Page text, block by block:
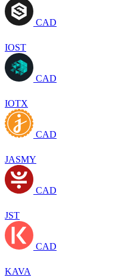
CAD
IOST
CAD
IOTX
CAD
JASMY
CAD
JST
CAD
KAVA